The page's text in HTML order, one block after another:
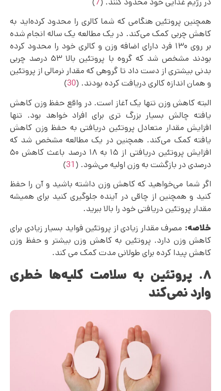
همچنین پروتئین هنگامی که شما کالری را محدود کرده‌اید به
کاهش چربی کمک می‌کند. در یک مطالعه یک ساله انجام شده
بر روی ۱۳۰ فرد دارای اضافه وزن و کالری خود را محدود کرده
بودند مشخص شد که گروه با پروتئین بالا ۵۳ درصد چربی
بدنی بیشتری از دست داد تا گروهی که مقدار نرمالی از پروتئین
و همان اندازه کالری دریافت کرده بودند. (30
)
البته کاهش وزن تنها یک آغاز است. در واقع حفظ وزن کاهش
یافته چالش بسیار بزرگ تری برای افراد خواهد بود. تنها
افزایش مقدار متعادل پروتئین دریافتی به حفظ وزن کاهش
یافته کمک می‌کند. همچنین در یک مطالعه مشخص شد که
افزایش پروتئین دریافتی از ۱۵ به ۱۸ درصد باعث کاهش ۵۰
درصدی در بازگشت به وزن اولیه می‌شود. ( 31
)
اگر شما می‌خواهید که کاهش وزن داشته باشید و آن را حفظ
کنید و همچنین از چاقی در آینده جلوگیری کنید برای همیشه
مقدار پروتئین دریافتی خود را بالا ببرید.
خلاصه: مصرف مقدار زیادی از پروتئین فواید بسیار زیادی برای
کاهش وزن دارد. پروتئین به کاهش وزن بیشتر و حفظ وزن
کاهش پیدا کرده برای طولانی مدت کمک می کند.
۸. پروتئین به سلامت کلیه‌ها خطری
وارد نمی‌‌کند